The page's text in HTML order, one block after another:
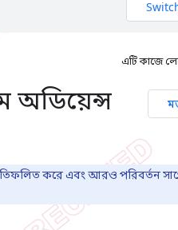
এটি কাজে
অডিয়েন্স
করে এবং আরও পরিবর্তন